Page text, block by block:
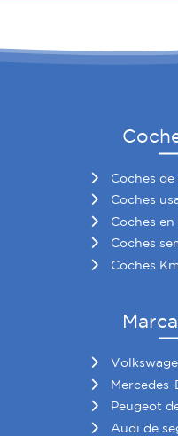
Coches
Coches
Coches
Coches
Coches
Peugeot
Audi de